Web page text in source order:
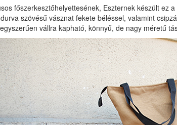
főszerkesztőhelyettesének, Eszternek készült ez
szövésű vásznat fekete béléssel, valamint
vállra kapható, könnyű, de nagy méretű